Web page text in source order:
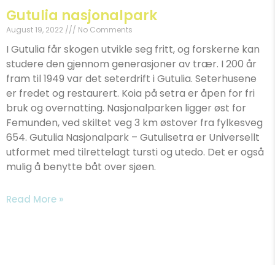
Gutulia nasjonalpark
August 19, 2022 No Comments
I Gutulia får skogen utvikle seg fritt, og forskerne kan
studere den gjennom generasjoner av trær. I 200 år
fram til 1949 var det seterdrift i Gutulia. Seterhusene
er fredet og restaurert. Koia på setra er åpen for fri
bruk og overnatting. Nasjonalparken ligger øst for
Femunden, ved skiltet veg 3 km østover fra fylkesveg
654. Gutulia Nasjonalpark – Gutulisetra er Universellt
utformet med tilrettelagt tursti og utedo. Det er også
mulig å benytte båt over sjøen.​
Read More »